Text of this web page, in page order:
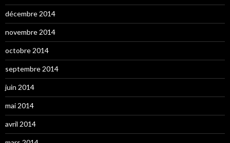
décembre 2014
novembre 2014
octobre 2014
septembre 2014
juin 2014
mai 2014
avril 2014